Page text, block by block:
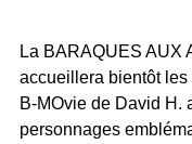
La BARAQUES AUX
accueillera bientôt
B-MOvie de David H.
personnages